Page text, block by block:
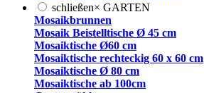
schließen× GARTEN
Mosaikbrunnen
Mosaik Beistelltische Ø 45 cm
Mosaiktische Ø60 cm
Mosaiktische rechteckig 60 x 60 cm
Mosaiktische Ø 80 cm
Mosaiktische ab 100cm